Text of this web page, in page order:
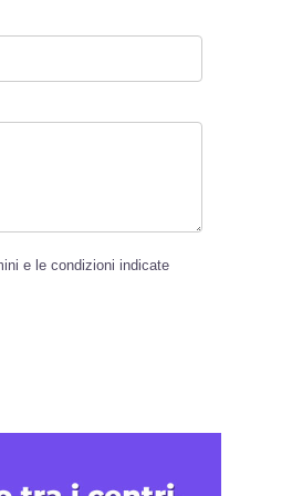
e le condizioni indicate